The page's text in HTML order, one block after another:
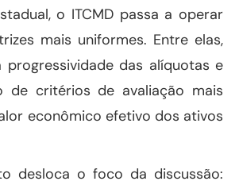
o ITCMD passa a operar
mais uniformes. Entre elas,
progressividade das alíquotas e
de critérios de avaliação mais
econômico efetivo dos ativos
desloca o foco da discussão: